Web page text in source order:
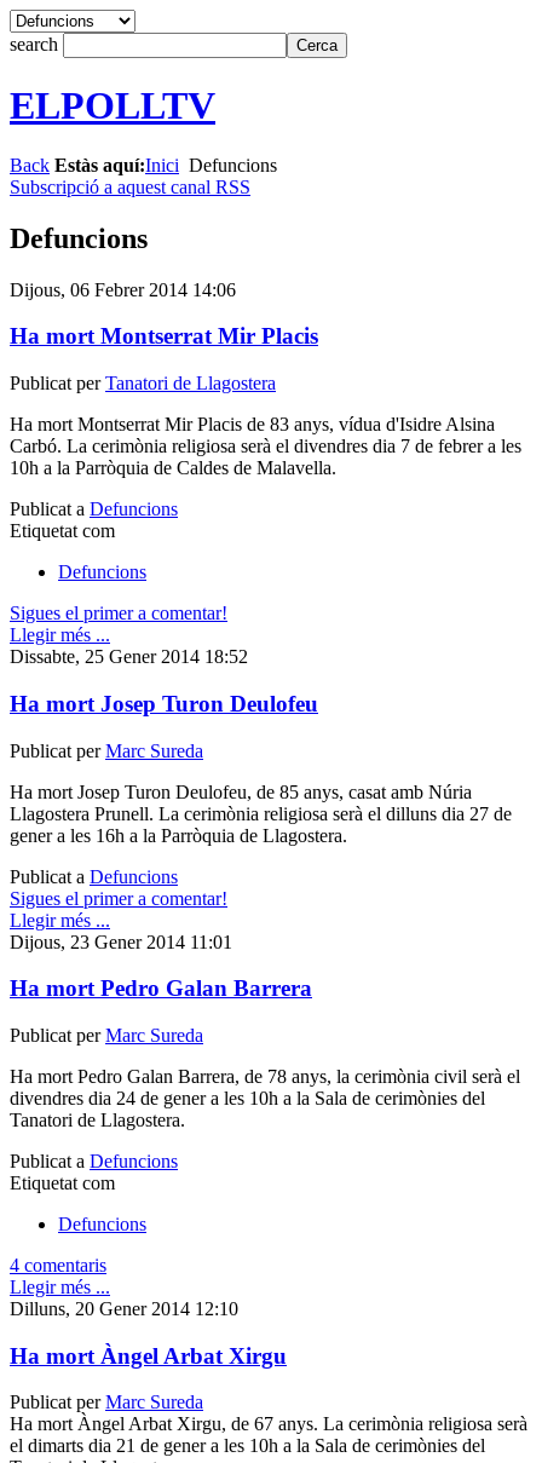
search
ELPOLLTV
Back Estàs aquí:Inici Defuncions
Subscripció a aquest canal RSS
Defuncions
Dijous, 06 Febrer 2014 14:06
Ha mort Montserrat Mir Placis
Publicat perTanatori de Llagostera
Ha mort Montserrat Mir Placis de 83 anys, vídua d'Isidre Alsina
Carbó. La cerimònia religiosa serà el divendres dia 7 de febrer a les
10h a la Parròquia de Caldes de Malavella.
Publicat a Defuncions
Etiquetat com
Defuncions
Sigues el primer a comentar!
Llegir més ...
Dissabte, 25 Gener 2014 18:52
Ha mort Josep Turon Deulofeu
Publicat perMarc Sureda
Ha mort Josep Turon Deulofeu, de 85 anys, casat amb Núria
Llagostera Prunell. La cerimònia religiosa serà el dilluns dia 27 de
gener a les 16h a la Parròquia de Llagostera.
Publicat a Defuncions
Sigues el primer a comentar!
Llegir més ...
Dijous, 23 Gener 2014 11:01
Ha mort Pedro Galan Barrera
Publicat perMarc Sureda
Ha mort Pedro Galan Barrera, de 78 anys, la cerimònia civil serà el
divendres dia 24 de gener a les 10h a la Sala de cerimònies del
Tanatori de Llagostera.
Publicat a Defuncions
Etiquetat com
Defuncions
4 comentaris
Llegir més ...
Dilluns, 20 Gener 2014 12:10
Ha mort Àngel Arbat Xirgu
Publicat perMarc Sureda
Ha mort Àngel Arbat Xirgu, de 67 anys. La cerimònia religiosa serà
el dimarts dia 21 de gener a les 10h a la Sala de cerimònies del